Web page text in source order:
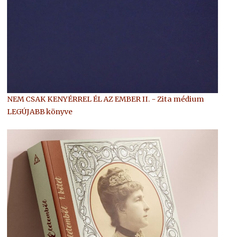
NEM CSAK KENYÉRREL ÉL AZ EMBER II. - Zita médium
LEGÚJABB könyve